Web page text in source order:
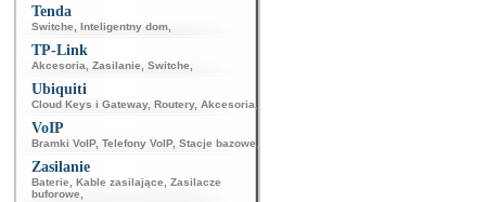
Tenda
Switche Inteligentny dom
TP-Link
Akcesoria Zasilanie Switche
Ubiquiti
Cloud Keys i Gateway, Routery, Akcesoria
VoIP
Bramki VoIP, Telefony VoIP, Stacje bazowe
Zasilanie
Baterie Kable zasilające
Zasilacze
buforowe